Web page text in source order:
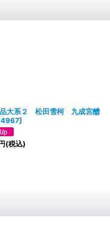
大系２ 松田雪柯 九成宮醴
]
(税込)